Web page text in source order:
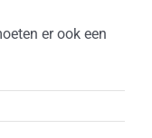
er ook een